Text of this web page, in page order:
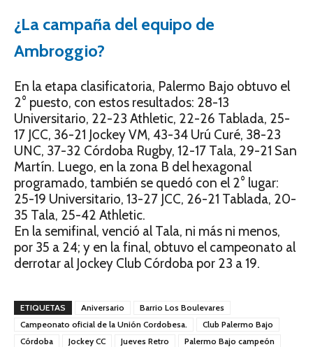
¿La campaña del equipo de
Ambroggio?
En la etapa clasificatoria, Palermo Bajo obtuvo el
2° puesto, con estos resultados: 28-13
Universitario, 22-23 Athletic, 22-26 Tablada, 25-
17 JCC, 36-21 Jockey VM, 43-34 Urú Curé, 38-23
UNC, 37-32 Córdoba Rugby, 12-17 Tala, 29-21 San
Martín. Luego, en la zona B del hexagonal
programado, también se quedó con el 2° lugar:
25-19 Universitario, 13-27 JCC, 26-21 Tablada, 20-
35 Tala, 25-42 Athletic.
En la semifinal, venció al Tala, ni más ni menos,
por 35 a 24; y en la final, obtuvo el campeonato al
derrotar al Jockey Club Córdoba por 23 a 19.
ETIQUETAS Aniversario
Barrio Los Boulevares
Campeonato oficial de la Unión Cordobesa.
Club Palermo Bajo
Córdoba
Jockey CC Jueves Retro
Palermo Bajo campeón